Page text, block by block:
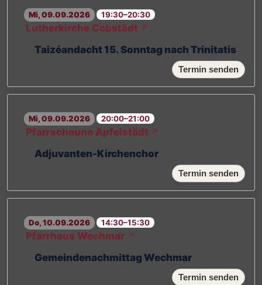
Mi, 09.09.2026 19:30–20:30
Lutherkirche Cobstädt ↗
Taizéandacht 15. Sonntag nach Trinitatis
Termin senden
Mi, 09.09.2026 20:00–21:00
Pfarrscheune Apfelstädt ↗
Adjuvanten-Kirchenchor
Termin senden
Do, 10.09.2026 14:30–15:30
Pfarrhaus Wechmar ↗
Gemeindenachmittag Wechmar
Termin senden